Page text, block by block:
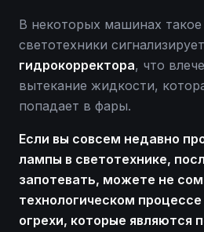
В некоторых машинах
светотехники
гидрокорректора, что
вытекание жидкости,
попадает в фары.
Если вы совсем недавно
лампы в светотехнике,
запотевать, можете не
технологическом
огрехи, которые являются